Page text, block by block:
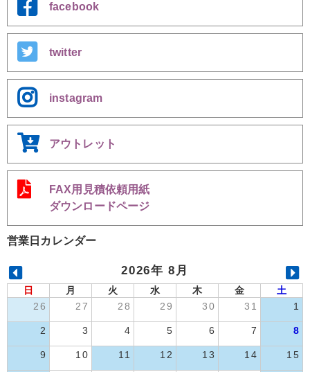
facebook
twitter
instagram
アウトレット
FAX用見積依頼用紙
ダウンロードページ
営業日カレンダー
2026年 8月
日 月 火 水 木 金
土
26
27 28 29 30 31 1
2 3 4 5 6 7 8
9 10 11 12 13 14 15